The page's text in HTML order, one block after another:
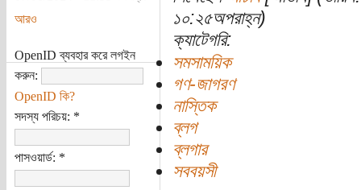
আরও
OpenID ব্যবহার করে লগইন
করুন:
OpenID কি?
সদস্য পরিচয়: *
পাসওয়ার্ড: *
১০:২৫অপরাহ্ন)
ক্যাটেগরি:
সমসাময়িক
গণ-জাগরণ
নাস্তিক
ব্লগ
ব্লগার
সববয়সী